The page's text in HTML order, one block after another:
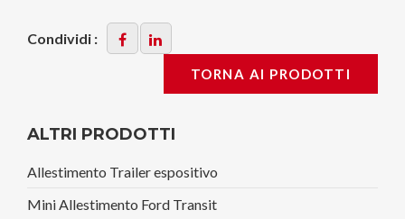
Condividi :
TORNA AI PRODOTTI
ALTRI PRODOTTI
Allestimento Trailer espositivo
Mini Allestimento Ford Transit